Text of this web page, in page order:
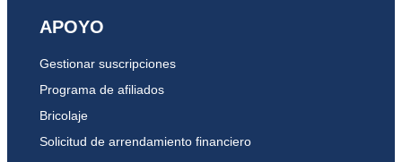
APOYO
Gestionar suscripciones
Programa de afiliados
Bricolaje
Solicitud de arrendamiento financiero